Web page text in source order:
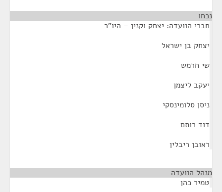
נכחו
חברי הוועדה: יצחק וקנין – היו"ר
יצחק בן ישראל
שי חרמש
יעקב ליצמן
ניסן סלומינסקי
דוד רותם
ראובן ריבלין
מנהל הוועדה
טמיר כהן